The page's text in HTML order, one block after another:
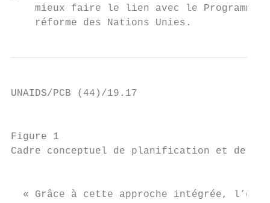
mieux faire le lien avec le Programme
    réforme des Nations Unies.
UNAIDS/PCB (44)/19.17
Figure 1
Cadre conceptuel de planification et de mise
« Grâce à cette approche intégrée,